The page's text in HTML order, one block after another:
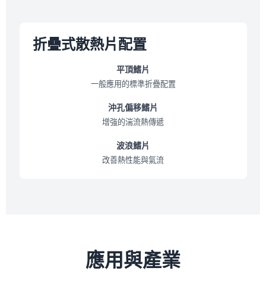
折疊式散熱片配置
平頂鰭片
一般應用的標準折疊配置
沖孔偏移鰭片
增強的湍流熱傳遞
波浪鰭片
改善熱性能與氣流
應用與產業